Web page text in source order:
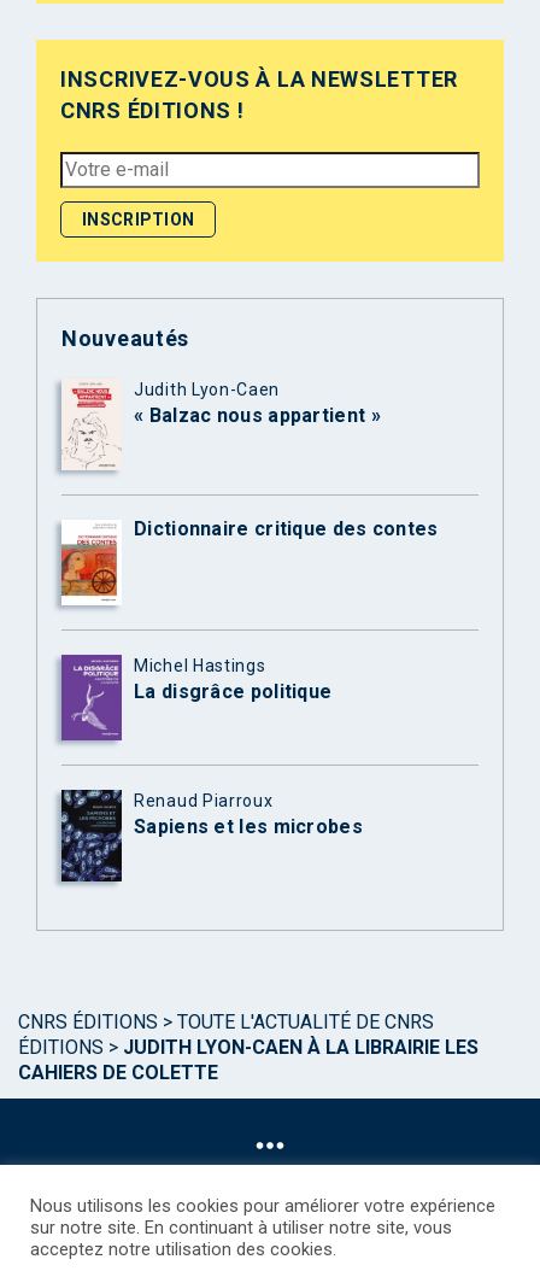
INSCRIVEZ-VOUS À LA NEWSLETTER
CNRS ÉDITIONS !
Nouveautés
Judith Lyon-Caen
« Balzac nous appartient »
Dictionnaire critique des contes
Michel Hastings
La disgrâce politique
Renaud Piarroux
Sapiens et les microbes
CNRS ÉDITIONS > TOUTE L'ACTUALITÉ DE CNRS
ÉDITIONS > JUDITH LYON-CAEN À LA LIBRAIRIE LES
CAHIERS DE COLETTE
©CNRS EDITIONS 2025
Nous utilisons les cookies pour améliorer votre expérience
sur notre site. En continuant à utiliser notre site, vous
acceptez notre utilisation des cookies.